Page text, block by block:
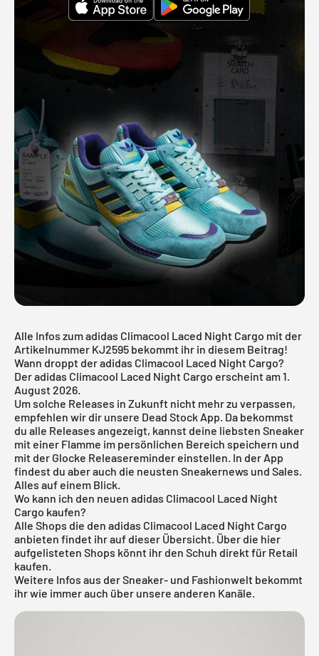
Alle Infos zum adidas Climacool Laced Night Cargo mit der
Artikelnummer KJ2595 bekommt ihr in diesem Beitrag!
Wann droppt der adidas Climacool Laced Night Cargo?
Der adidas Climacool Laced Night Cargo erscheint am 1.
August 2026.
Um solche Releases in Zukunft nicht mehr zu verpassen,
empfehlen wir dir unsere Dead Stock App. Da bekommst
du alle Releases angezeigt, kannst deine liebsten Sneaker
mit einer Flamme im persönlichen Bereich speichern und
mit der Glocke Releasereminder einstellen. In der App
findest du aber auch die neusten Sneakernews und Sales.
Alles auf einem Blick.
Wo kann ich den neuen adidas Climacool Laced Night
Cargo kaufen?
Alle Shops die den adidas Climacool Laced Night Cargo
anbieten findet ihr auf dieser Übersicht. Über die hier
aufgelisteten Shops könnt ihr den Schuh direkt für Retail
kaufen.
Weitere Infos aus derSneaker- und Fashionwelt bekommt
ihr wie immer auch über unsere anderen Kanäle.